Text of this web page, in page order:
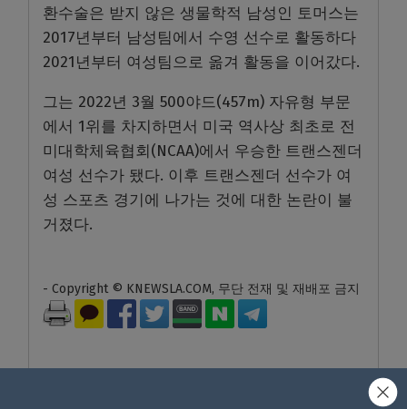
환수술은 받지 않은 생물학적 남성인 토머스는
2017년부터 남성팀에서 수영 선수로 활동하다
2021년부터 여성팀으로 옮겨 활동을 이어갔다.
그는 2022년 3월 500야드(457m) 자유형 부문
에서 1위를 차지하면서 미국 역사상 최초로 전
미대학체육협회(NCAA)에서 우승한 트랜스젠더
여성 선수가 됐다. 이후 트랜스젠더 선수가 여
성 스포츠 경기에 나가는 것에 대한 논란이 불
거졌다.
- Copyright © KNEWSLA.COM, 무단 전재 및 재배포 금지